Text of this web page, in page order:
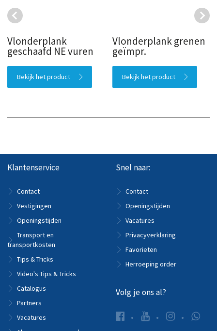
Vlonderplank
geschaafd NE vuren
Bekijk het product
Vlonderplank grenen
geïmpr.
Bekijk het product
Klantenservice
Contact
Vestigingen
Openingstijden
Transport en
transportkosten
Tips & Tricks
Video's Tips & Tricks
Catalogus
Partners
Vacatures
Snel naar:
Contact
Openingstijden
Vacatures
Privacyverklaring
Favorieten
Herroeping order
Volg je ons al?